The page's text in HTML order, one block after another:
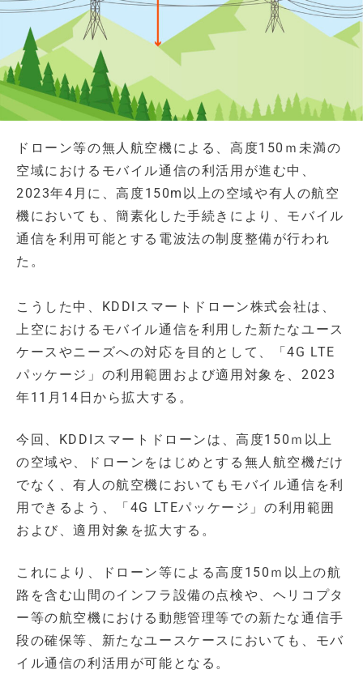
ドローン等の無人航空機による、高度150ｍ未満の
空域におけるモバイル通信の利活用が進む中、
2023年4月に、高度150m以上の空域や有人の航空
機においても、簡素化した手続きにより、モバイル
通信を利用可能とする電波法の制度整備が行われ
た。
こうした中、KDDIスマートドローン株式会社は、
上空におけるモバイル通信を利用した新たなユース
ケースやニーズへの対応を目的として、「4G LTE
パッケージ」の利用範囲および適用対象を、2023
年11月14日から拡大する。
今回、KDDIスマートドローンは、高度150ｍ以上
の空域や、ドローンをはじめとする無人航空機だけ
でなく、有人の航空機においてもモバイル通信を利
用できるよう、「4G LTEパッケージ」の利用範囲
および、適用対象を拡大する。
これにより、ドローン等による高度150ｍ以上の航
路を含む山間のインフラ設備の点検や、ヘリコプタ
ー等の航空機における動態管理等での新たな通信手
段の確保等、新たなユースケースにおいても、モバ
イル通信の利活用が可能となる。